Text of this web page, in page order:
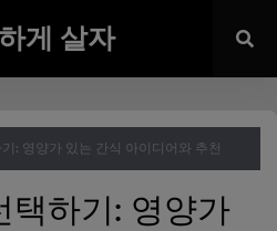
게 살자
: 영양가 있는 간식 아이디어와 추천
택하기: 영양가